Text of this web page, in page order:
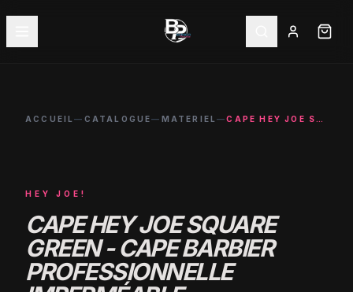
ACCUEIL— CATALOGUE— MATERIEL— CAPE HEY JOE SQUARE GREEN - CAPE BARBIER PROFESSIONNELLE IMPERMÉABLE
HEY JOE!
CAPE HEY JOE SQUARE
GREEN - CAPE BARBIER
PROFESSIONNELLE